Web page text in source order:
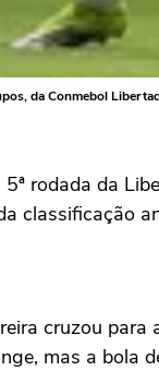
da Conmebol
rodada da
classificação
cruzou
mas a bola